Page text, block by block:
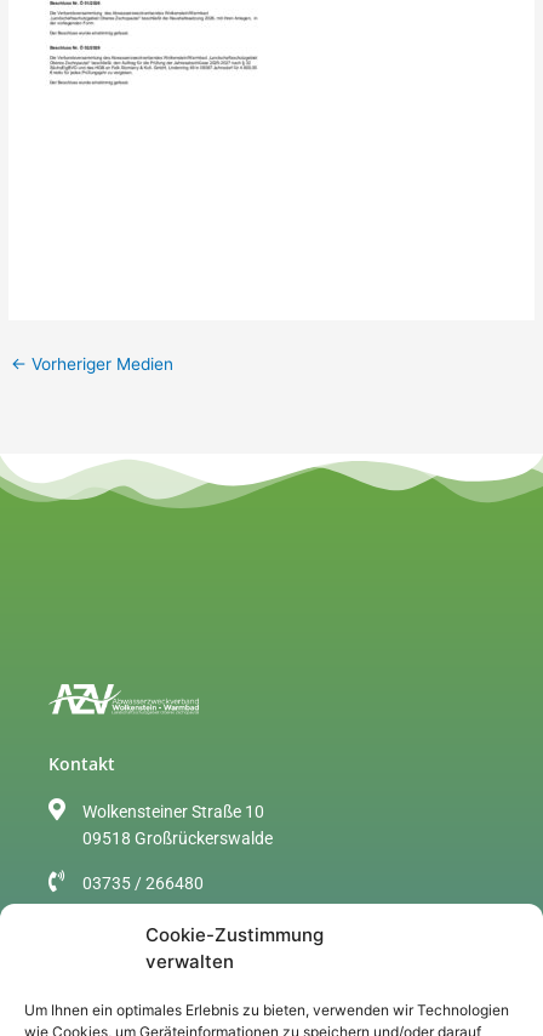
Cookie-Zustimmung
verwalten
Um Ihnen ein optimales Erlebnis zu bieten, verwenden wir Technologien
wie Cookies, um Geräteinformationen zu speichern und/oder darauf
← Vorheriger Medien
Kontakt
Wolkensteiner Straße 10
09518 Großrückerswalde
03735 / 266480
info@azv-wolkenstein.de
Über uns